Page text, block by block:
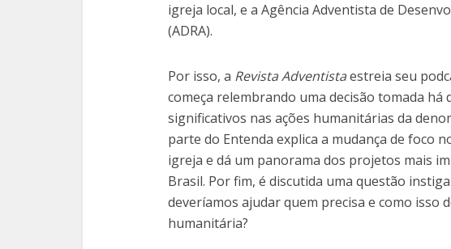
igreja local, e a Agência Adventista de
(ADRA).
Por isso, a Revista Adventistaestreia seu
começa relembrando uma decisão tomada há
significativos nas ações humanitárias da
parte do Entenda explica a mudança de foco
igreja e dá um panorama dos projetos mais
Brasil. Por fim, é discutida uma questão
deveríamos ajudar quem precisa e como isso
humanitária?